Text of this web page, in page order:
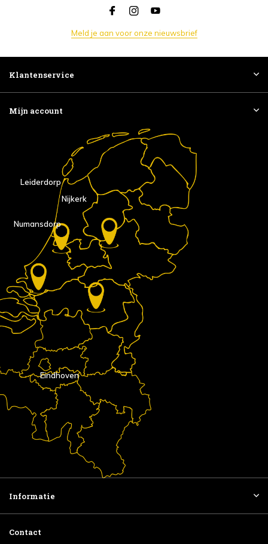
Meld je aan voor onze nieuwsbrief
Klantenservice
Mijn account
Eindhoven
Nijkerk
Numansdorp
Leiderdorp
Informatie
Contact